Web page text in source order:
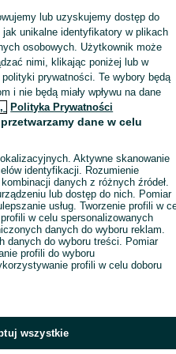
Kup
lub uzyskujemy dostęp do
unikalne identyfikatory w plikach
osobowych. Użytkownik może
nimi, klikając poniżej lub w
prywatności. Te wybory będą
i nie będą miały wpływu na dane
Polityka Prywatności
dane w celu
Aktywne skanowanie
identyfikacji. Rozumienie
danych z różnych źródeł.
lub dostęp do nich. Pomiar
usług. Tworzenie profili w
w celu spersonalizowanych
danych do wyboru reklam.
danych do wyboru treści. Pomiar
profili do wyboru
profili w celu doboru
wszystkie